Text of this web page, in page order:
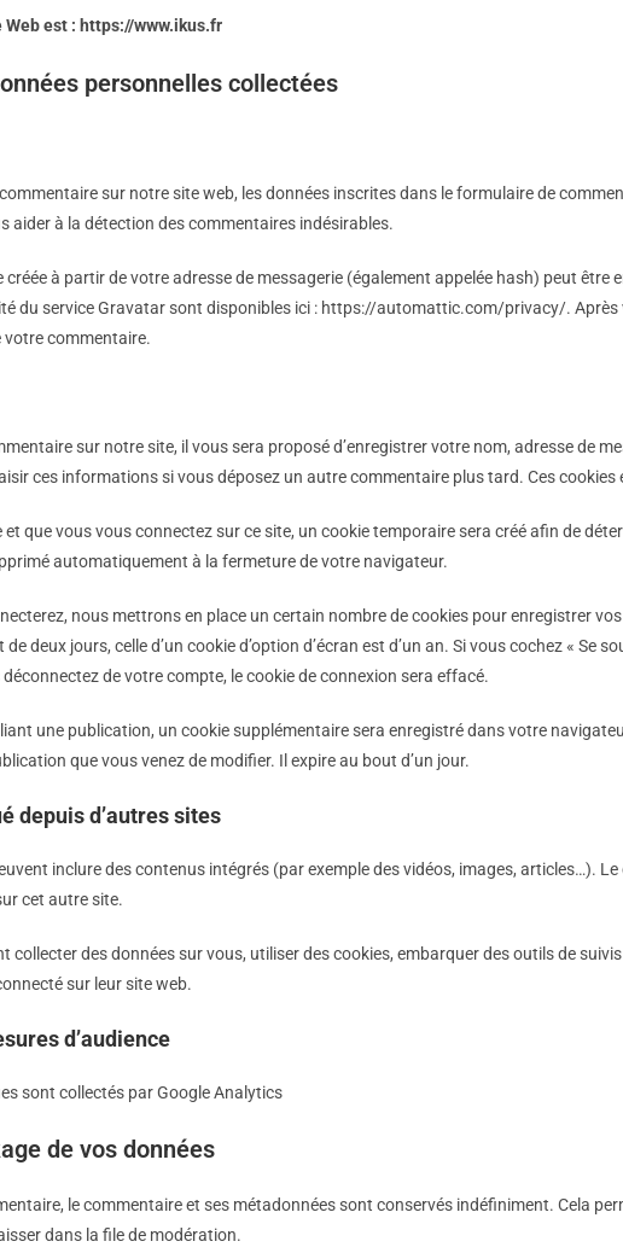
Web est : https://www.ikus.fr
personnelles collectées
sur notre site web, les données inscrites dans le formulaire de
aider à la détection des commentaires indésirables.
créée à partir de votre adresse de messagerie (également appelée hash) peut
du service Gravatar sont disponibles ici : https://automattic.com/privacy/.
votre commentaire.
sur notre site, il vous sera proposé d’enregistrer votre nom, adresse de
ces informations si vous déposez un autre commentaire plus tard. Ces cookies
et que vous vous connectez sur ce site, un cookie temporaire sera créé afin de
automatiquement à la fermeture de votre navigateur.
nous mettrons en place un certain nombre de cookies pour enregistrer
deux jours, celle d’un cookie d’option d’écran est d’un an. Si vous cochez «
de votre compte, le cookie de connexion sera effacé.
une publication, un cookie supplémentaire sera enregistré dans votre
que vous venez de modifier. Il expire au bout d’un jour.
depuis d’autres sites
inclure des contenus intégrés (par exemple des vidéos, images, articles…).
cet autre site.
collecter des données sur vous, utiliser des cookies, embarquer des outils de
sur leur site web.
d’audience
sont collectés par Google Analytics
de vos données
le commentaire et ses métadonnées sont conservés indéfiniment. Cela
dans la file de modération.